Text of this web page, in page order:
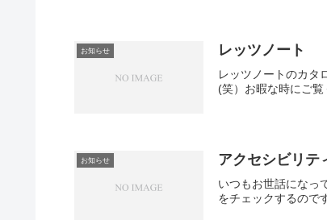
お知らせ レッツノート
レッツノートのカタ
(笑）お暇な時にご
お知らせ アクセシビリテ
いつもお世話になっ
をチェックするので